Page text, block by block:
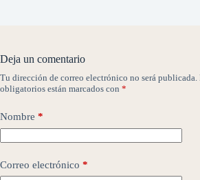
Deja un comentario
Tu dirección de correo electrónico no será publicada.
obligatorios están marcados con *
Nombre *
Correo electrónico *